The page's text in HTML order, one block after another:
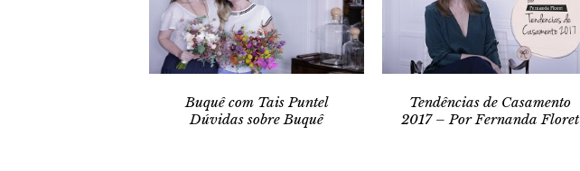
Buquê com Tais Puntel
Dúvidas sobre Buquê
Tendências de Casamento
2017 – Por Fernanda Floret